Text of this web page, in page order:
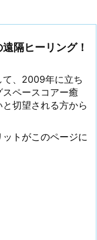
隔ヒーリング！
て、2009年に立ち
ペースコアー癒
切望される方から
トがこのページに